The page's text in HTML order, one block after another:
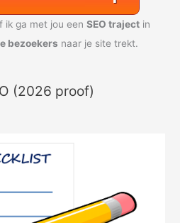
ik ga met jou eenSEO traject in
bezoekers naar je site trekt.
(2026 proof)